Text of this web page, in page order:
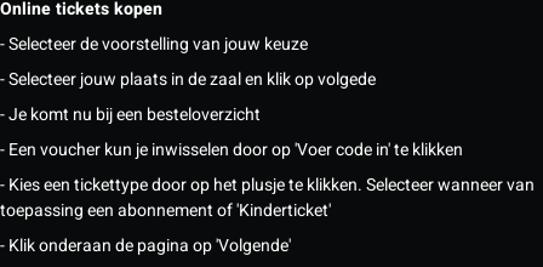
Online tickets kopen
- Selecteer de voorstelling van jouw keuze
- Selecteer jouw plaats in de zaal en klik op volgede
- Je komt nu bij een besteloverzicht
- Een voucher kun je inwisselen door op 'Voer code in' te klikken
- Kies een tickettype door op het plusje te klikken. Selecteer wanneer van
toepassing een abonnement of 'Kinderticket'
- Klik onderaan de pagina op 'Volgende'